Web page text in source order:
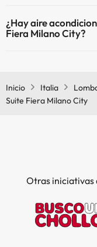
¿Hay aire
Fiera Milano City?
Inicio
Italia
Suite Fiera Milano City
Otras iniciativas